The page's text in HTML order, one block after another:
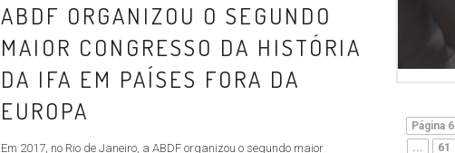
ABDF ORGANIZOU O SEGUNDO
MAIOR CONGRESSO DA HISTÓRIA
DA IFA EM PAÍSES FORA DA
EUROPA
Em 2017, no Rio de Janeiro, a ABDF organizou o segundo maior
Página
...
61